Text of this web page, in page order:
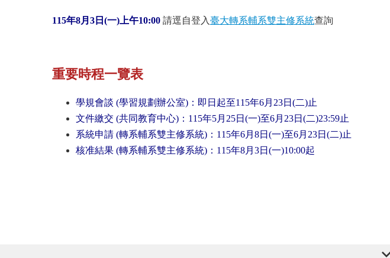
115年8月3日(一)上午10:00 請逕自登入臺大轉系輔系雙主修系統查詢
重要時程一覽表
學規會談 (學習規劃辦公室)：即日起至115年6月23日(二)止
文件繳交 (共同教育中心)：115年5月25日(一)至6月23日(二)23:59止
系統申請 (轉系輔系雙主修系統)：115年6月8日(一)至6月23日(二)止
核准結果 (轉系輔系雙主修系統)：115年8月3日(一)10:00起